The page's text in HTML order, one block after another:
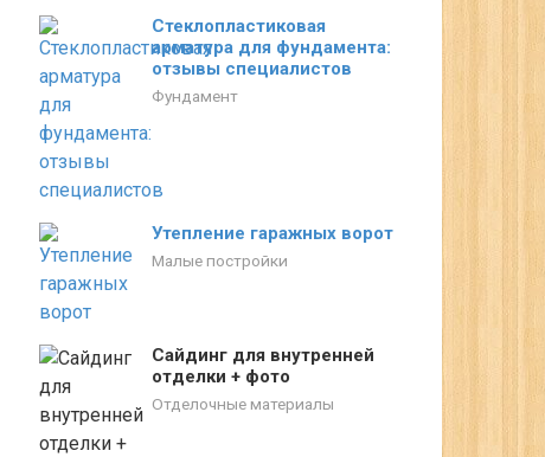
Стеклопластиковая
арматура для фундамента:
отзывы специалистов
Фундамент
Утепление гаражных ворот
Малые постройки
Сайдинг для внутренней
отделки + фото
Отделочные материалы